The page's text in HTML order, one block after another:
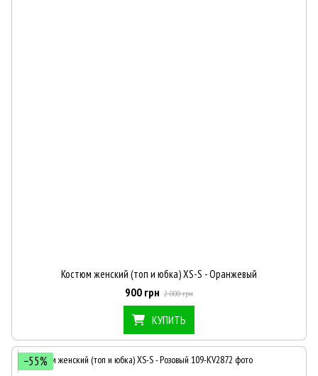
Костюм женский (топ и юбка) XS-S - Оранжевый
900 грн 2 000 грн
КУПИТЬ
−55%